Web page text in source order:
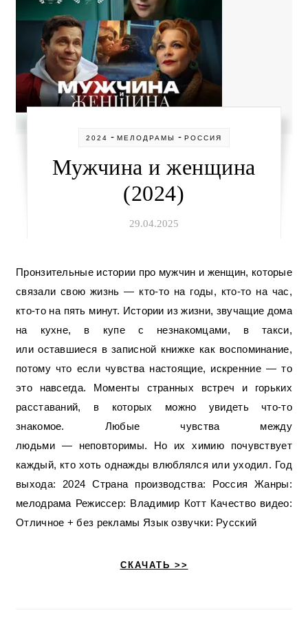
2024 - МЕЛОДРАМЫ - РОССИЯ
Мужчина и женщина
(2024)
29.04.2025
Пронзительные истории про мужчин и женщин, которые
связали свою жизнь — кто-то на годы, кто-то на час,
кто-то на пять минут. Истории из жизни, звучащие дома
на кухне, в купе с незнакомцами, в такси,
или оставшиеся в записной книжке как воспоминание,
потому что если чувства настоящие, искренние — то
это навсегда. Моменты странных встреч и горьких
расставаний, в которых можно увидеть что-то
знакомое. Любые чувства между
людьми — неповторимы. Но их химию почувствует
каждый, кто хоть однажды влюблялся или уходил. Год
выхода: 2024 Страна производства: Россия Жанры:
мелодрама Режиссер: Владимир Котт Качество видео:
Отличное + без рекламы Язык озвучки: Русский
СКАЧАТЬ >>